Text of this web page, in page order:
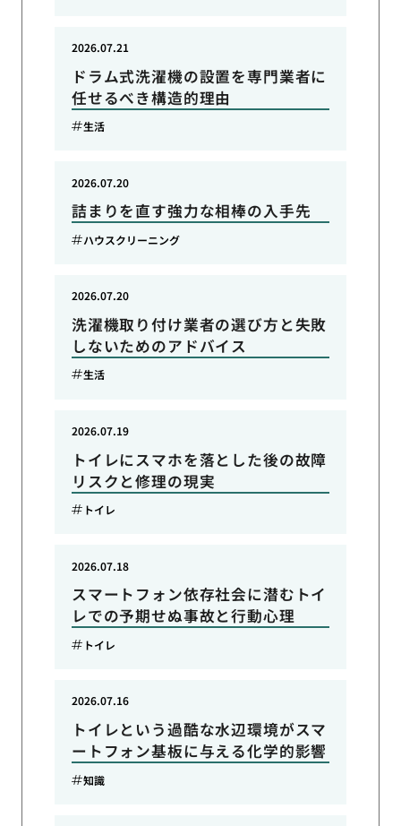
ドラム式洗濯機の設置を専門業者に
任せるべき構造的理由
2026.07.21
生活
詰まりを直す強力な相棒の入手先
2026.07.20
ハウスクリーニング
洗濯機取り付け業者の選び方と失敗
しないためのアドバイス
2026.07.20
生活
トイレにスマホを落とした後の故障
リスクと修理の現実
2026.07.19
トイレ
スマートフォン依存社会に潜むトイ
レでの予期せぬ事故と行動心理
2026.07.18
トイレ
トイレという過酷な水辺環境がスマ
ートフォン基板に与える化学的影響
2026.07.16
知識